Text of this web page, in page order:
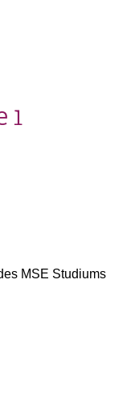
1
MSE Studiums